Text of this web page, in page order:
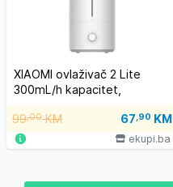
XIAOMI ovlaživač 2 Lite
300mL/h kapacitet,
99,00KM 67,90 KM
ekupi.ba